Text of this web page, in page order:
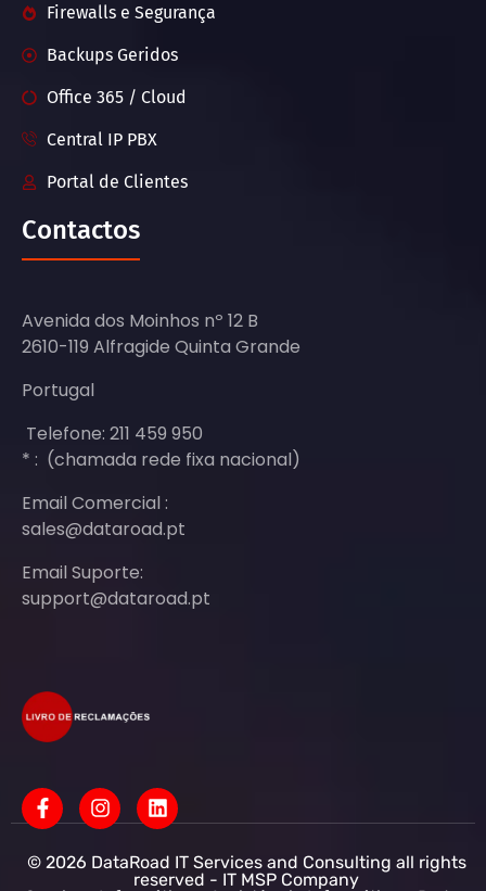
Firewalls e Segurança
Backups Geridos
Office 365 / Cloud
Central IP PBX
Portal de Clientes
Contactos
Avenida dos Moinhos nº 12 B
2610-119 Alfragide Quinta Grande
Portugal
Telefone: 211 459 950
* : (chamada rede fixa nacional)
Email Comercial :
sales@dataroad.pt
Email Suporte:
support@dataroad.pt
© 2026 DataRoad IT Services and Consulting all rights
reserved - IT MSP Company